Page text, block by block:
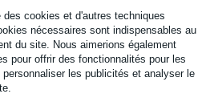
cookies et d'autres techniques
nécessaires sont indispensables au
du site. Nous aimerions également
pour offrir des fonctionnalités pour les
les publicités et analyser le